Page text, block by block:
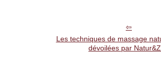
Les techniques de massage
dévoilées par